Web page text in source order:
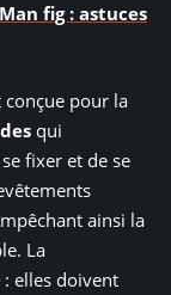
fig : astuces
pour la
qui
fixer et de se
ainsi la
La
elles doivent